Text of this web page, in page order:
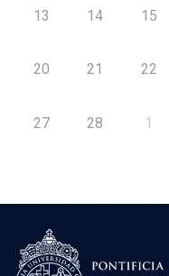
13 14 15
20 21 22
27 28 1